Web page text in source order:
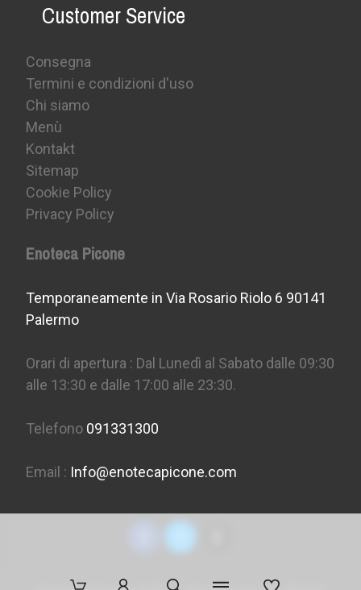
Customer Service
Consegna
Termini e condizioni d'uso
Chi siamo
Menù
Kontakt
Sitemap
Cookie Policy
Privacy Policy
Enoteca Picone
Temporaneamente in Via Rosario Riolo 6 90141
Palermo
Orari di apertura : Dal Lunedì al Sabato dalle 09:30
alle 13:30 e dalle 17:00 alle 23:30.
Telefono 091331300
Email : Info@enotecapicone.com